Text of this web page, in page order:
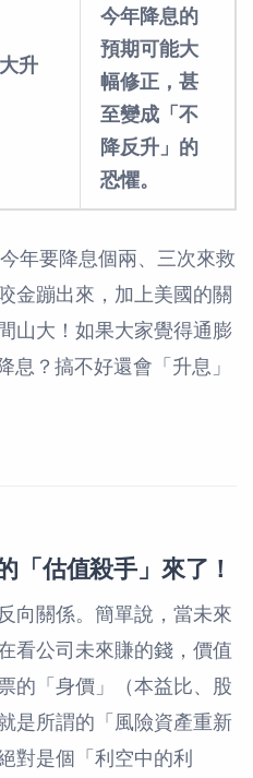
升
今年降息的
預期可能大
幅修正，甚
至變成「不
降反升」的
恐懼。
年要降息個兩、三次來救
金蹦出來，加上美國的關
山大！如果大家覺得通膨
息？搞不好還會「升息」
「估值殺手」來了！
向關係。簡單說，當未來
看公司未來賺的錢，價值
的「身價」（本益比、股
是所謂的「風險資產重新
對是個「利空中的利